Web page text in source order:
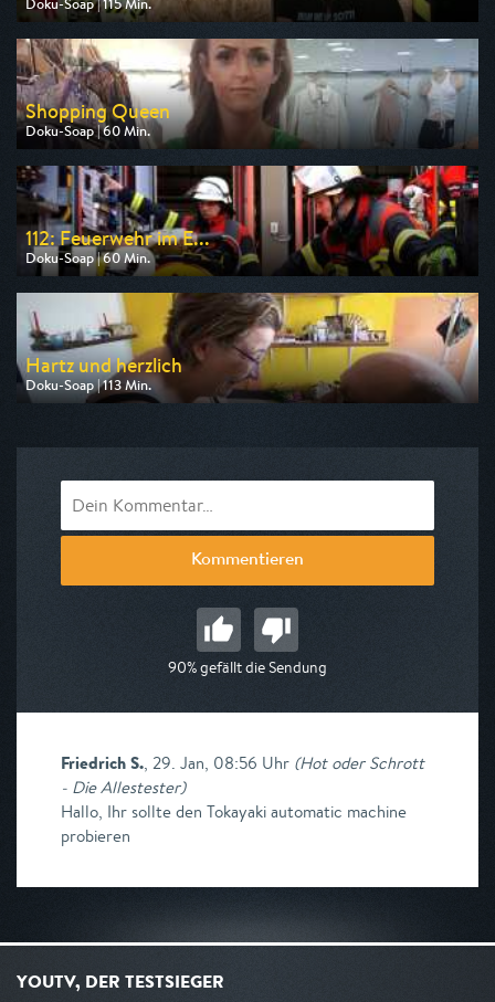
Doku-Soap | 115 Min.
Ausgestrahlt von RTLZWEI
am 08.08.2026, 20:14
Shopping Queen
Doku-Soap | 60 Min.
Ausgestrahlt von VOX
am 08.08.2026, 12:00
112: Feuerwehr im E...
Doku-Soap | 60 Min.
Ausgestrahlt von DMAX
am 09.08.2026, 20:15
Hartz und herzlich
Doku-Soap | 113 Min.
Ausgestrahlt von RTLZWEI
Kommentieren
90% gefällt die Sendung
Friedrich S., 29. Jan, 08:56 Uhr (Hot oder Schrott
- Die Allestester)
Hallo, Ihr sollte den Tokayaki automatic machine
probieren
YOUTV, DER TESTSIEGER